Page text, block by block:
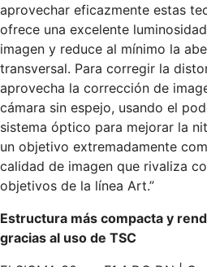
aprovechar eficazmente estas
ofrece una excelente
imagen y reduce al mínimo la
transversal. Para corregir la
aprovecha la corrección de
cámara sin espejo, usando el
sistema óptico para mejorar la
un objetivo extremadamente
calidad de imagen que rivaliza
objetivos de la línea Art.”
Estructura más compacta y
gracias al uso de TSC